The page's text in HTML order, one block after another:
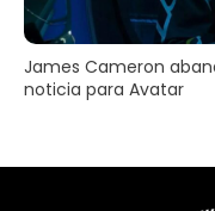
James Cameron
noticia para Avatar